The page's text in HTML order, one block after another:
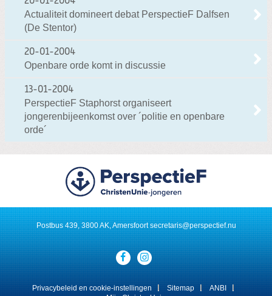
Actualiteit domineert debat PerspectieF Dalfsen
(De Stentor)
20-01-2004
Openbare orde komt in discussie
13-01-2004
PerspectieF Staphorst organiseert
jongerenbijeenkomst over ´politie en openbare
orde´
Postbus 439, 3800 AK, Amersfoortsecretaris@perspectief.nu
mediaPrivacybeleid en cookie-instellingen Sitemap
ANBI